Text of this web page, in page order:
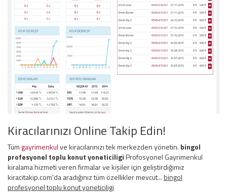
Kiracılarınızı Online Takip Edin!
Tüm gayrimenkulve kiracılarınızı tek merkezden yönetin. bingol
profesyonel toplu konut yoneticiligiProfosyonel Gayrimenkul
kiralama hizmeti veren firmalar ve kişiler için geliştirdiğimiz
kiracitakip.com'da aradığınız tüm özellikler mevcut...bingol
profesyonel toplu konut yoneticiligi